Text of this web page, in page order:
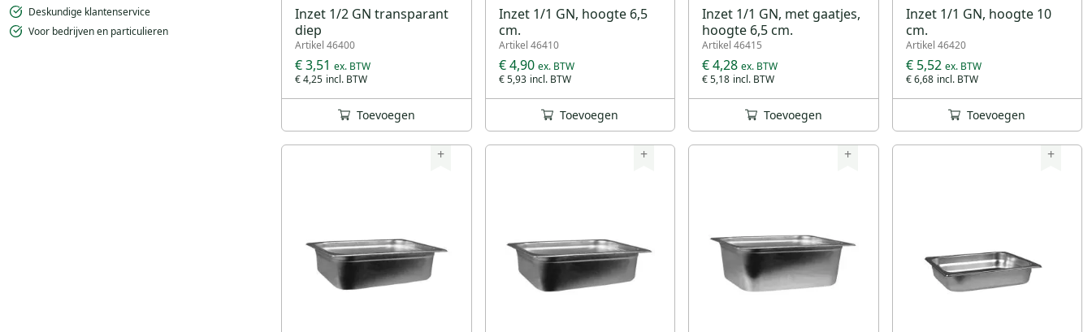
Deskundige klantenservice
Voor bedrijven en particulieren
Inzet 1/2 GN transparant
diep
Artikel 46400
€ 4,25
€ 3,51
Toevoegen
Inzet 1/1 GN, hoogte 6,5
cm.
Artikel 46410
€ 5,93
€ 4,90
Toevoegen
Inzet 1/1 GN, met gaatjes,
hoogte 6,5 cm.
Artikel 46415
€ 5,18
€ 4,28
Toevoegen
Inzet 1/1 GN, hoogte 10
cm.
Artikel 46420
€ 6,68
€ 5,52
Toevoegen
+ + + +